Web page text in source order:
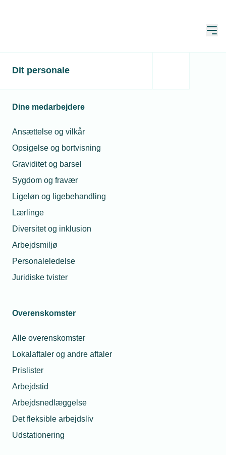
Dit personale
Dine medarbejdere
Ansættelse og vilkår
Opsigelse og bortvisning
Graviditet og barsel
Sygdom og fravær
Ligeløn og ligebehandling
Lærlinge
Diversitet og inklusion
Arbejdsmiljø
Personaleledelse
Juridiske tvister
Overenskomster
Alle overenskomster
Lokalaftaler og andre aftaler
Prislister
Arbejdstid
Arbejdsnedlæggelse
Det fleksible arbejdsliv
Udstationering
Nyheder fra El
Flere virksomheder må hente faglærte hænder i
Lav ledighed og få faglærte får i stigende grad det tekniske
erhvervsliv til at kigge mod udlandet, når der skal
rekrutteres nye medarbejdere, viser nye tal.